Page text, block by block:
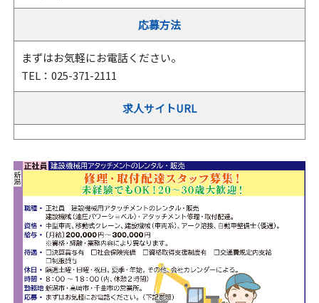
応募方法
まずはお気軽にお電話ください。
TEL：025-371-2111
求人サイトURL